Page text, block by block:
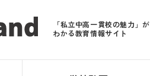
「私立中高一貫校の魅力」が
わかる教育情報サイト